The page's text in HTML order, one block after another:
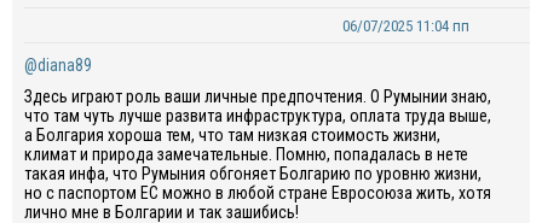
06/07/2025 11:04 пп
@diana89
Здесь играют роль ваши личные предпочтения. О Румынии знаю,
что там чуть лучше развита инфраструктура, оплата труда выше,
а Болгария хороша тем, что там низкая стоимость жизни,
климат и природа замечательные. Помню, попадалась в нете
такая инфа, что Румыния обгоняет Болгарию по уровню жизни,
но с паспортом ЕС можно в любой стране Евросоюза жить, хотя
лично мне в Болгарии и так зашибись!